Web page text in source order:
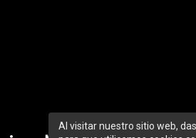
Al visitar nuestro sitio web,